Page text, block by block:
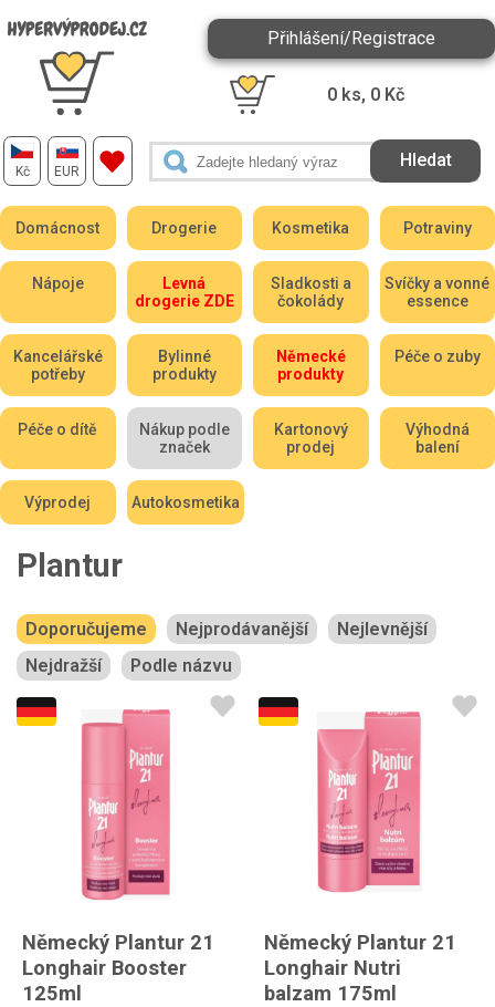
Kč EUR
Přihlášení/Registrace
0 ks, 0 Kč
Domácnost Drogerie Kosmetika Potraviny
Nápoje
Levná
drogerie ZDE
Sladkosti a
čokolády
Svíčky a vonné
essence
Kancelářské
potřeby
Bylinné
produkty
Německé
produkty
Péče o zuby
Péče o dítě
Nákup podle
značek
Kartonový
prodej
Výhodná
balení
Výprodej Autokosmetika
Plantur
Doporučujeme Nejprodávanější
Nejlevnější
Nejdražší
Podle názvu
Německý Plantur 21
Longhair Booster
125ml
Německý Plantur 21
Longhair Nutri
balzam 175ml